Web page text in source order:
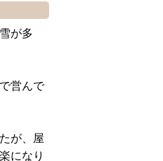
が多
営んで
が、屋
になり